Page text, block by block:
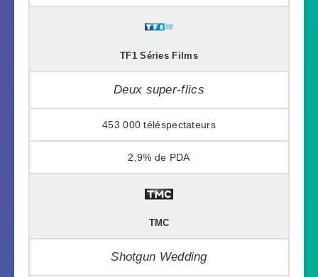
TF1 Séries Films
Deux super-flics
453 000
2,9%
TMC
Shotgun Wedding